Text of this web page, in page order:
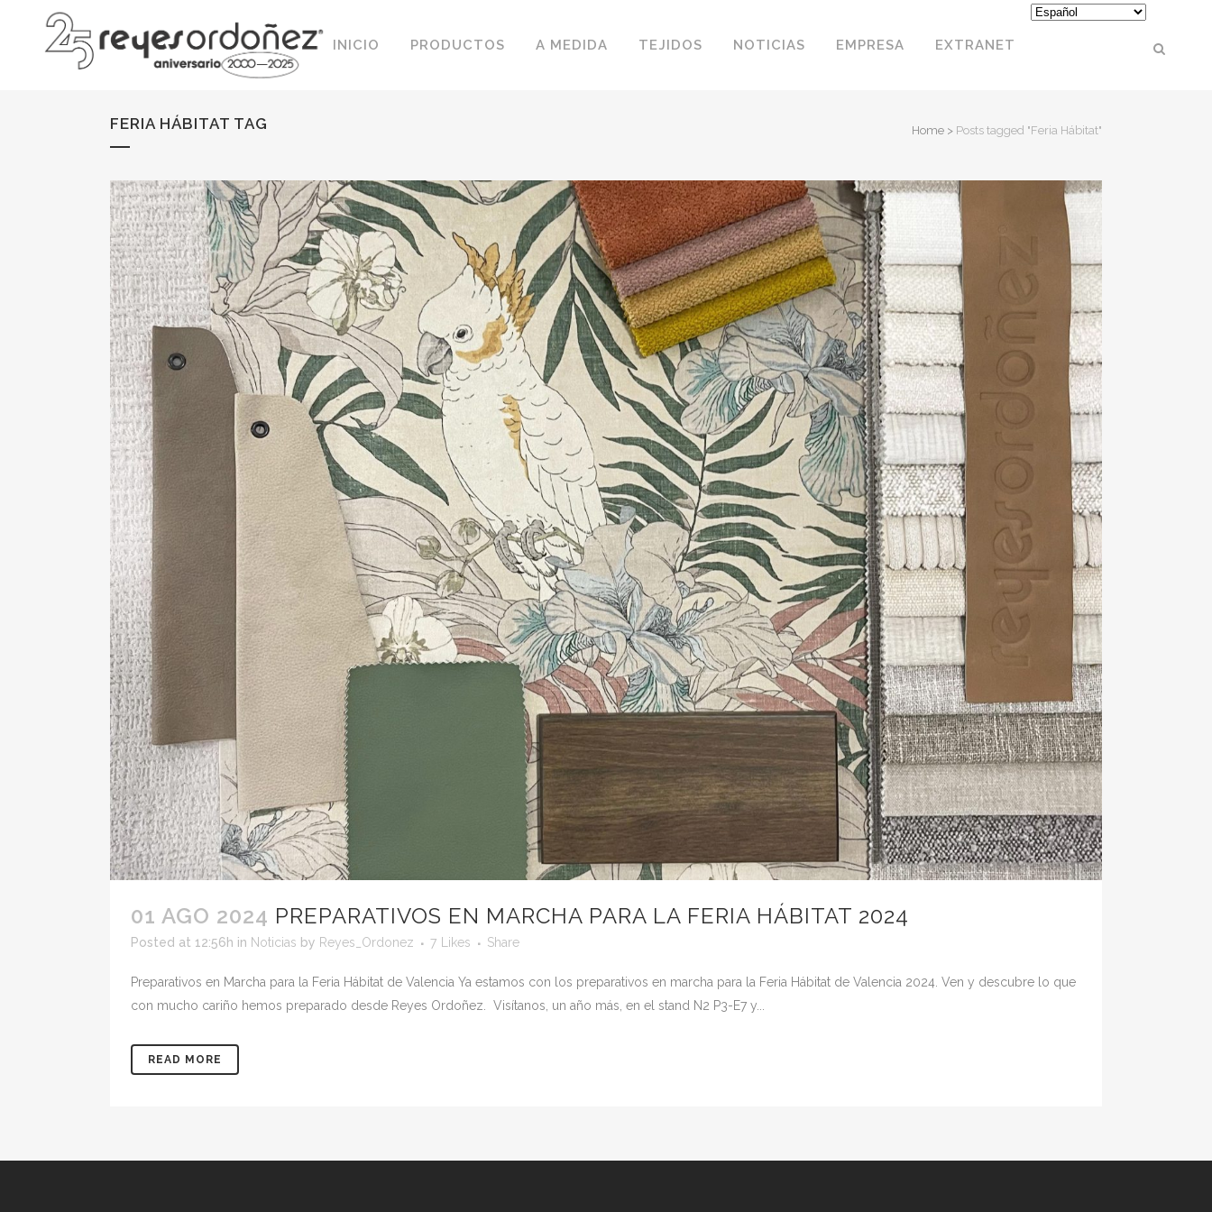
INICIO PRODUCTOS
MOTORIZADOS
PATA BAJA BUTACAS PARA NIÑOS
A MEDIDA TEJIDOS NOTICIAS EMPRESA EXTRANET
FERIA HÁBITAT TAG Home > Posts tagged "Feria Hábitat"
01 AGO 2024 PREPARATIVOS EN MARCHA PARA LA FERIA HÁBITAT 2024
Posted at 12:56h in Noticias by Reyes_Ordonez 7 Likes Share
Preparativos en Marcha para la Feria Hábitat de Valencia Ya estamos con los preparativos en marcha para la Feria Hábitat de Valencia 2024. Ven y descubre lo que
con mucho cariño hemos preparado desde Reyes Ordoñez. Visítanos, un año más, en el stand N2 P3-E7 y...
READ MORE